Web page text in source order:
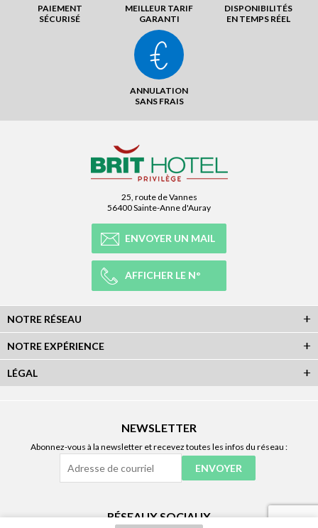
PAIEMENT
SÉCURISÉ
MEILLEUR TARIF
GARANTI
DISPONIBILITÉS
EN TEMPS RÉEL
ANNULATION
SANS FRAIS
25, route de Vannes
56400 Sainte-Anne d'Auray
ENVOYER UN MAIL
AFFICHER LE N°
NOTRE RÉSEAU
NOTRE EXPÉRIENCE
LÉGAL
NEWSLETTER
Abonnez-vous à la newsletter et recevez toutes les infos du réseau :
RÉSEAUX SOCIAUX